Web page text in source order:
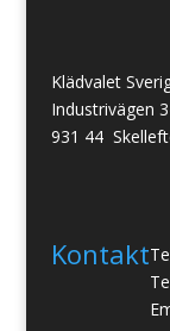
Klädvalet
Industrivägen
931 44
Kontakt